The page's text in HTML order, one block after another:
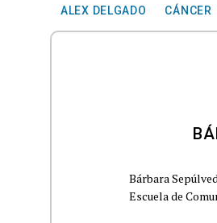
ALEX DELGADO CÁNCER
Bárbara
Escuela de